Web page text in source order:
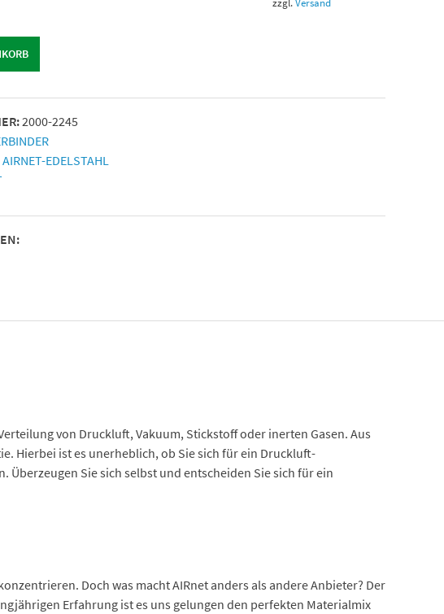
2000-2245
AIRNET-EDELSTAHL
von Druckluft, Vakuum, Stickstoff oder inerten Gasen. Aus
Hierbei ist es unerheblich, ob Sie sich für ein Druckluft-
Sie sich selbst und entscheiden Sie sich für ein
Doch was macht AIRnet anders als andere Anbieter? Der
Erfahrung ist es uns gelungen den perfekten Materialmix